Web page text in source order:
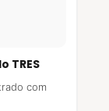
TRES
com